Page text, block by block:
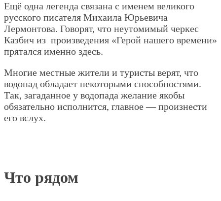
Ещё одна легенда связана с именем великого
русского писателя Михаила Юрьевича
Лермонтова. Говорят, что неутомимый черкес
Казбич из произведения «Герой нашего времени»
прятался именно здесь.
Многие местные жители и туристы верят, что
водопад обладает некоторыми способностями.
Так, загаданное у водопада желание якобы
обязательно исполнится, главное — произнести
его вслух.
Что рядом